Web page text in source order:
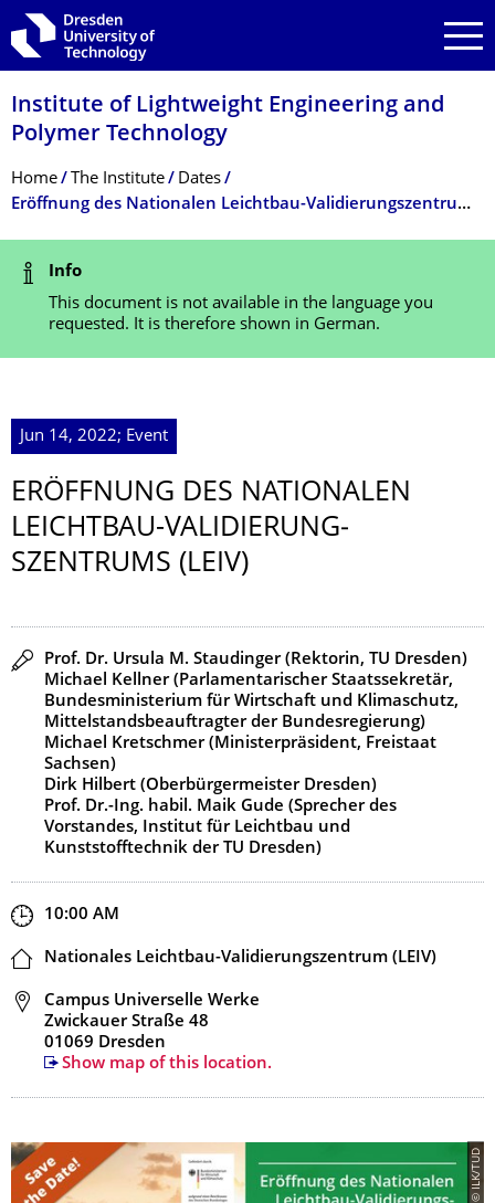
Skip to main navigation
Skip to search
Skip to content
Institute of Lightweight Engineering and
Polymer Technology
Breadcrumb Menu
Home The Institute
Dates
Eröffnung des Nationalen Leichtbau-Validierungszentrums (LEIV)
Status Message
Info
This document is not available in the language you
requested. It is therefore shown in German.
Jun 14, 2022; Event
ERÖFFNUNG DES NATIONALEN
LEICHTBAU-VALIDIERUNG­
SZENTRUMS (LEIV)
Speaker(s)
Prof. Dr. Ursula M. Staudinger (Rektorin, TU Dresden)
Michael Kellner (Parlamentarischer Staatssekretär,
Bundesministerium für Wirtschaft und Klimaschutz,
Mittelstandsbeauftragter der Bundesregierung)
Michael Kretschmer (Ministerpräsident, Freistaat
Sachsen)
Dirk Hilbert (Oberbürgermeister Dresden)
Prof. Dr.-Ing. habil. Maik Gude (Sprecher des
Vorstandes, Institut für Leichtbau und
Kunststofftechnik der TU Dresden)
Start and end time
10:00 AM
Location
Nationales Leichtbau-Validierungszentrum (LEIV)
Address
Campus Universelle Werke
Zwickauer Straße 48
01069 Dresden
Show map of this location.
© ILK/TUD